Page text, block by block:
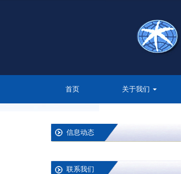
首页 关于我们
信息动态
联系我们